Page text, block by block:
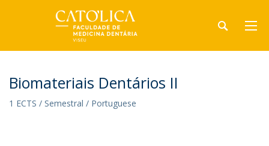
Biomateriais Dentários II
1 ECTS / Semestral / Portuguese